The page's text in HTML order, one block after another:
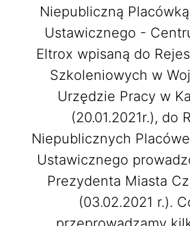
Niepubliczną
Ustawicznego -
Eltrox wpisaną do
Szkoleniowych w
Urzędzie Pracy w
(20.01.2021r.), do
Niepublicznych
Ustawicznego
Prezydenta Miasta
(03.02.2021 r.).